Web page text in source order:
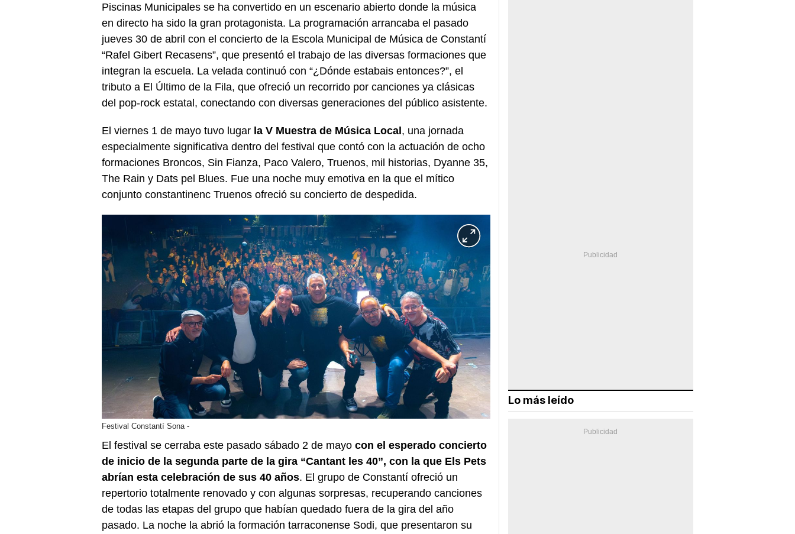
Piscinas Municipales se ha convertido en un escenario abierto donde la música
en directo ha sido la gran protagonista. La programación arrancaba el pasado
jueves 30 de abril con el concierto de la Escola Municipal de Música de Constantí
“Rafel Gibert Recasens”, que presentó el trabajo de las diversas formaciones que
integran la escuela. La velada continuó con “¿Dónde estabais entonces?”, el
tributo a El Último de la Fila, que ofreció un recorrido por canciones ya clásicas
del pop-rock estatal, conectando con diversas generaciones del público asistente.
El viernes 1 de mayo tuvo lugar la V Muestra de Música Local, una jornada
especialmente significativa dentro del festival que contó con la actuación de ocho
formaciones Broncos, Sin Fianza, Paco Valero, Truenos, mil historias, Dyanne 35,
The Rain y Dats pel Blues. Fue una noche muy emotiva en la que el mítico
conjunto constantinenc Truenos ofreció su concierto de despedida.
Festival Constantí Sona -
El festival se cerraba este pasado sábado 2 de mayo con el esperado concierto
de inicio de la segunda parte de la gira “Cantant les 40”, con la que Els Pets
abrían esta celebración de sus 40 años. El grupo de Constantí ofreció un
repertorio totalmente renovado y con algunas sorpresas, recuperando canciones
de todas las etapas del grupo que habían quedado fuera de la gira del año
pasado. La noche la abrió la formación tarraconense Sodi, que presentaron su
Lo más leído